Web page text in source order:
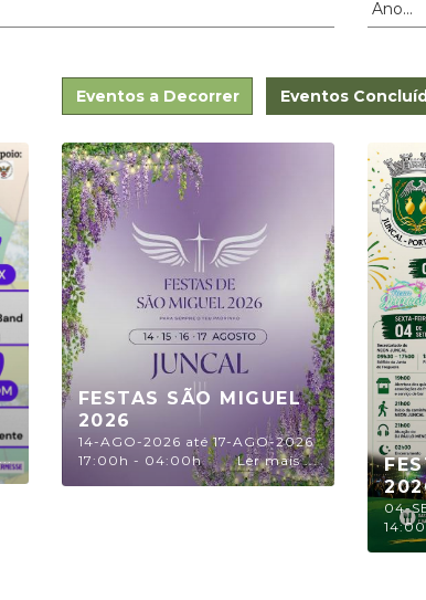
Eventos a Decorrer Eventos
FESTAS SÃO MIGUEL
2026
14-AGO-2026 até 17-AGO-2026
17:00h - 04:00h
Ler mais ...
04-